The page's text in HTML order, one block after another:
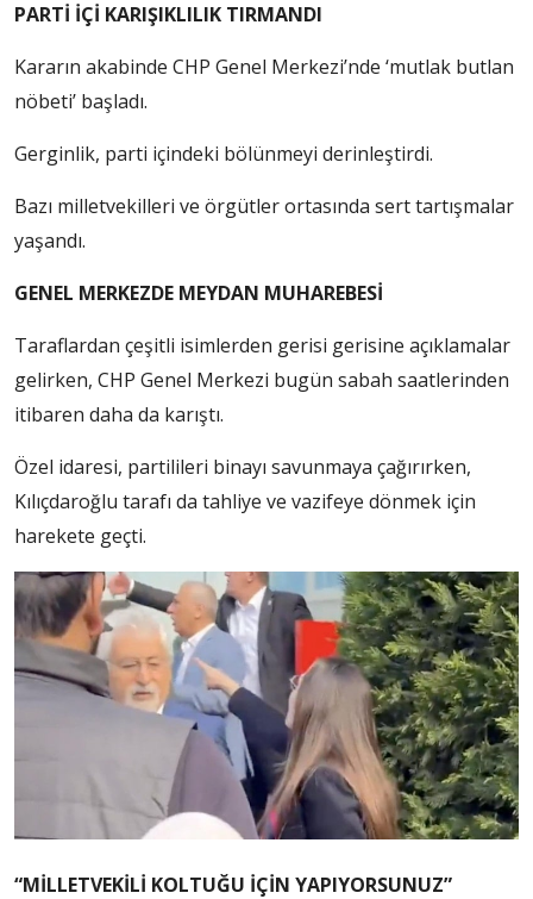
PARTİ İÇİ KARIŞIKLILIK TIRMANDI
Kararın akabinde CHP Genel Merkezi’nde ‘mutlak butlan
nöbeti’ başladı.
Gerginlik, parti içindeki bölünmeyi derinleştirdi.
Bazı milletvekilleri ve örgütler ortasında sert tartışmalar
yaşandı.
GENEL MERKEZDE MEYDAN MUHAREBESİ
Taraflardan çeşitli isimlerden gerisi gerisine açıklamalar
gelirken, CHP Genel Merkezi bugün sabah saatlerinden
itibaren daha da karıştı.
Özel idaresi, partilileri binayı savunmaya çağırırken,
Kılıçdaroğlu tarafı da tahliye ve vazifeye dönmek için
harekete geçti.
“MİLLETVEKİLİ KOLTUĞU İÇİN YAPIYORSUNUZ”